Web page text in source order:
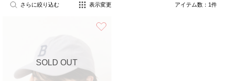
さらに絞り込む 表示変更 アイテム数： 1件
SOLD OUT